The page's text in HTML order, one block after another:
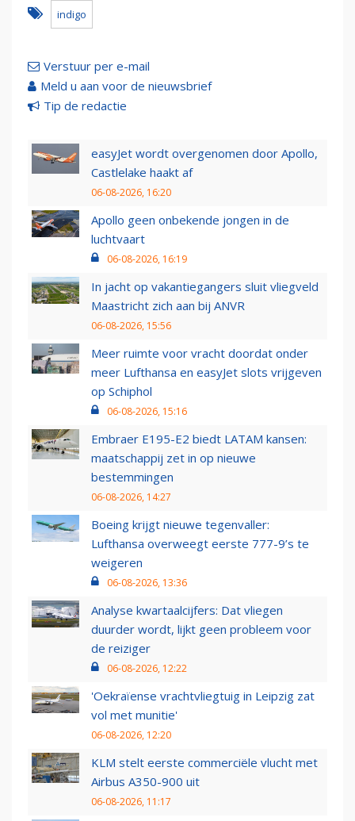
indigo
Verstuur per e-mail
Meld u aan voor de nieuwsbrief
Tip de redactie
easyJet wordt overgenomen door Apollo,
Castlelake haakt af
06-08-2026, 16:20
Apollo geen onbekende jongen in de
luchtvaart
06-08-2026, 16:19
In jacht op vakantiegangers sluit vliegveld
Maastricht zich aan bij ANVR
06-08-2026, 15:56
Meer ruimte voor vracht doordat onder
meer Lufthansa en easyJet slots vrijgeven
op Schiphol
06-08-2026, 15:16
Embraer E195-E2 biedt LATAM kansen:
maatschappij zet in op nieuwe
bestemmingen
06-08-2026, 14:27
Boeing krijgt nieuwe tegenvaller:
Lufthansa overweegt eerste 777-9’s te
weigeren
06-08-2026, 13:36
Analyse kwartaalcijfers: Dat vliegen
duurder wordt, lijkt geen probleem voor
de reiziger
06-08-2026, 12:22
'Oekraïense vrachtvliegtuig in Leipzig zat
vol met munitie'
06-08-2026, 12:20
KLM stelt eerste commerciële vlucht met
Airbus A350-900 uit
06-08-2026, 11:17